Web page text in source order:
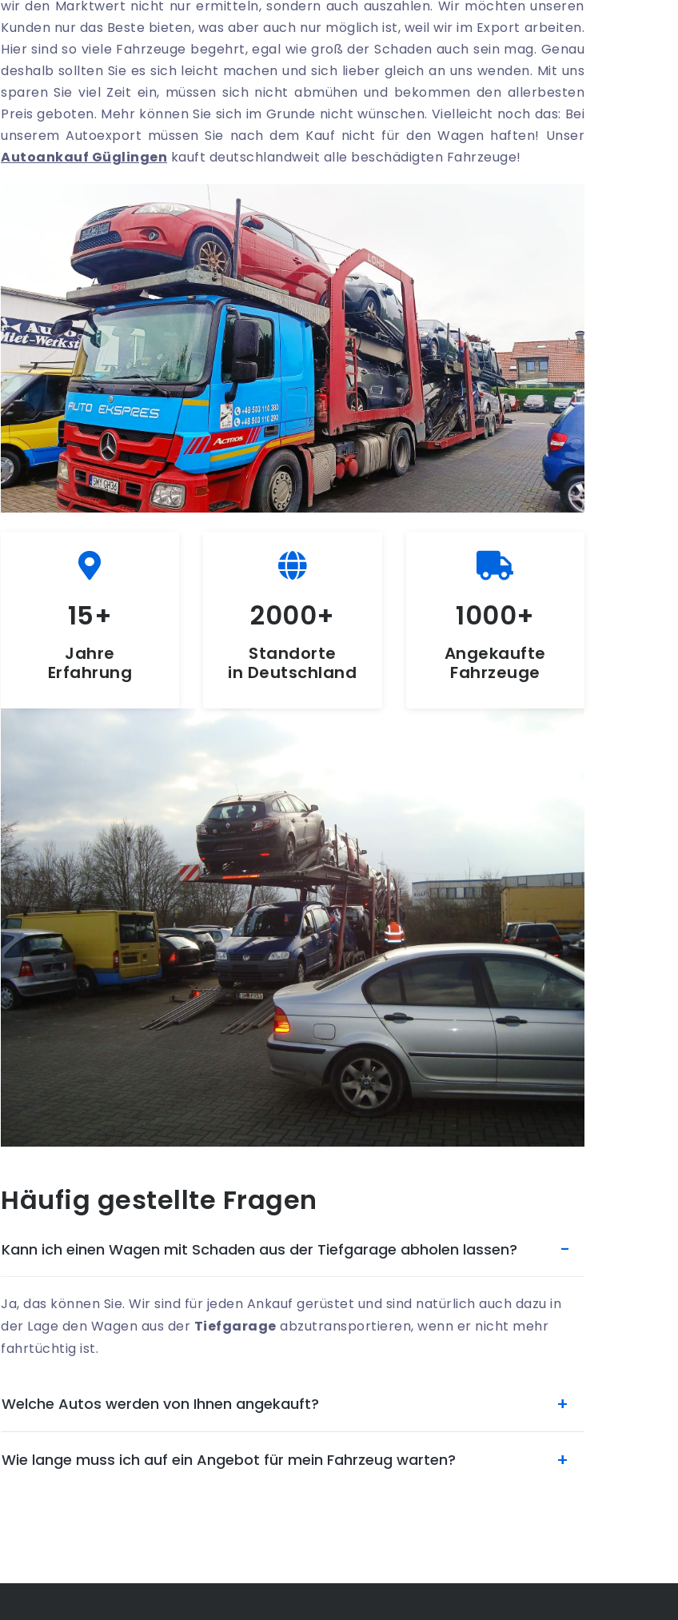
wir den Marktwert nicht nur ermitteln, sondern auch auszahlen. Wir möchten unseren
Kunden nur das Beste bieten, was aber auch nur möglich ist, weil wir im Export arbeiten.
Hier sind so viele Fahrzeuge begehrt, egal wie groß der Schaden auch sein mag. Genau
deshalb sollten Sie es sich leicht machen und sich lieber gleich an uns wenden. Mit uns
sparen Sie viel Zeit ein, müssen sich nicht abmühen und bekommen den allerbesten
Preis geboten. Mehr können Sie sich im Grunde nicht wünschen. Vielleicht noch das: Bei
unserem Autoexport müssen Sie nach dem Kauf nicht für den Wagen haften! Unser
Autoankauf Güglingen kauft deutschlandweit alle beschädigten Fahrzeuge!
15
Jahre
Erfahrung
2000
Standorte
in Deutschland
1000
Angekaufte
Fahrzeuge
Häufig gestellte Fragen
Kann ich einen Wagen mit Schaden aus der Tiefgarage abholen lassen?
Ja, das können Sie. Wir sind für jeden Ankauf gerüstet und sind natürlich auch dazu in
der Lage den Wagen aus der Tiefgarage abzutransportieren, wenn er nicht mehr
fahrtüchtig ist.
Welche Autos werden von Ihnen angekauft?
Wie lange muss ich auf ein Angebot für mein Fahrzeug warten?